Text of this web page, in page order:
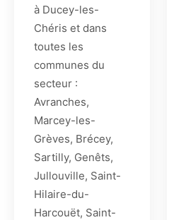
à Ducey-les-
Chéris et dans
toutes les
communes du
secteur :
Avranches,
Marcey-les-
Grèves, Brécey,
Sartilly, Genêts,
Jullouville, Saint-
Hilaire-du-
Harcouët, Saint-